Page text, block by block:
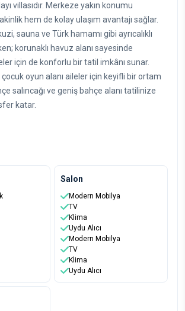
villasıdır. Merkeze yakın konumu
hem de kolay ulaşım avantajı sağlar.
sauna ve Türk hamamı gibi ayrıcalıklı
korunaklı havuz alanı sayesinde
için de konforlu bir tatil imkânı sunar.
oyun alanı aileler için keyifli bir ortam
salıncağı ve geniş bahçe alanı tatilinize
katar.
Salon
Modern Mobilya
TV
Klima
Uydu Alıcı
Modern Mobilya
TV
Klima
Uydu Alıcı